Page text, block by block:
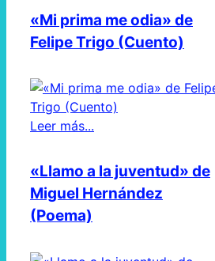
«Mi prima me odia» de
Felipe Trigo (Cuento)
Leer más...
«Llamo a la juventud» de
Miguel Hernández
(Poema)